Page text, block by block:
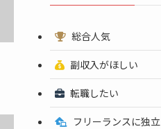
総合人気
副収入がほしい
転職したい
フリーランスに独立